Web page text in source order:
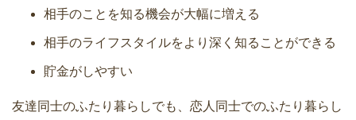
相手のことを知る機会が大幅に増える
相手のライフスタイルをより深く知ることができる
貯金がしやすい
友達同士のふたり暮らしでも、恋人同士でのふたり暮らし